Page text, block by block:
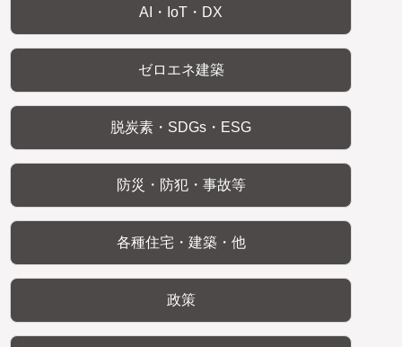
AI・IoT・DX
ゼロエネ建築
脱炭素・SDGs・ESG
防災・防犯・事故等
各種住宅・建築・他
政策